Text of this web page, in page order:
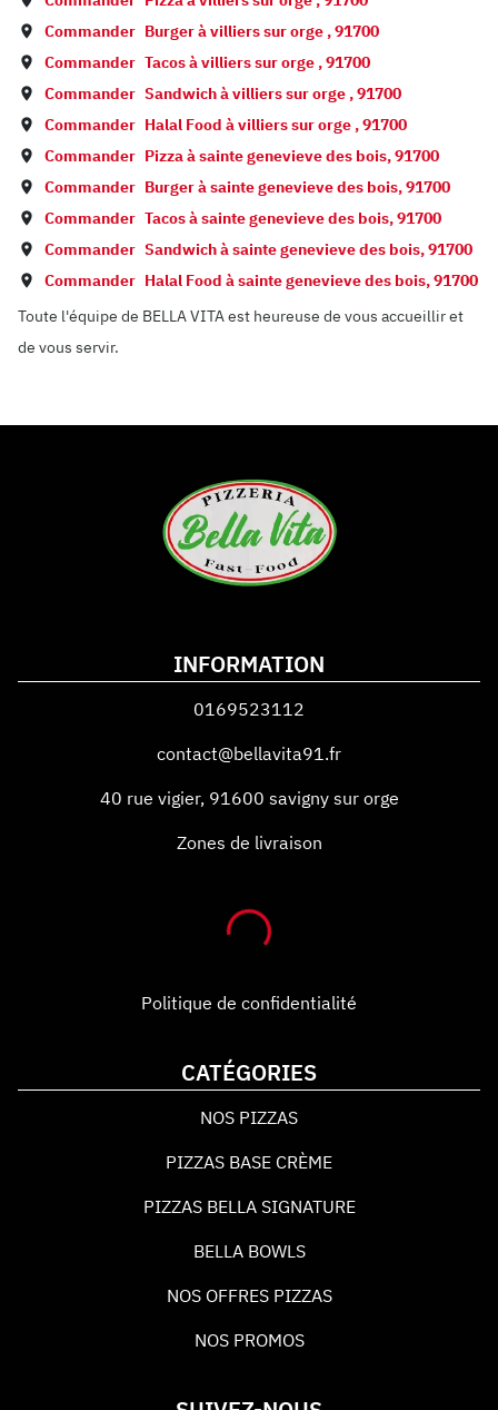
Commander Burger àvilliers sur orge ,91700
Commander Tacos àvilliers sur orge ,91700
Commander Sandwich àvilliers sur orge ,91700
Commander Halal Food àvilliers sur orge ,91700
Commander Pizza àsainte genevieve des bois,91700
Commander Burger àsainte genevieve des bois,91700
Commander Tacos àsainte genevieve des bois,91700
Commander Sandwich àsainte genevieve des bois,91700
Commander Halal Food àsainte genevieve des bois,91700
Toute l'équipe de BELLA VITA est heureuse de vous accueillir et
de vous servir.
INFORMATION
0169523112
contact@bellavita91.fr
40 rue vigier, 91600 savigny sur orge
Zones de livraison
Politique de confidentialité
CATÉGORIES
NOS PIZZAS
PIZZAS BASE CRÈME
PIZZAS BELLA SIGNATURE
BELLA BOWLS
NOS OFFRES PIZZAS
NOS PROMOS